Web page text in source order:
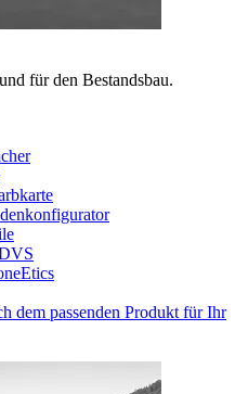
für den Bestandsbau.
dem passenden Produkt für Ihr